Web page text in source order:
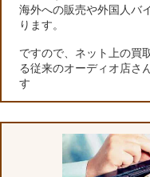
海外への販売や外国人バ
ります。
ですので、ネット上の買
る従来のオーディオ店さ
す